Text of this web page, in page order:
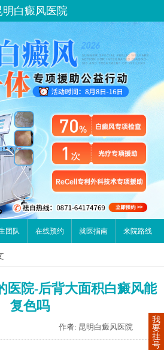
明白癜风医院
团队 在线预约 就医指南 来院路线
医院-后背大面积白癜风能
复色吗
作者: 昆明白癜风医院
我
要
挂
号